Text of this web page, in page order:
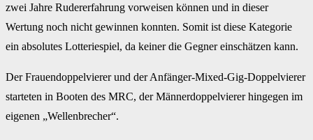
zwei Jahre Rudererfahrung vorweisen können und in dieser
Wertung noch nicht gewinnen konnten. Somit ist diese Kategorie
ein absolutes Lotteriespiel, da keiner die Gegner einschätzen kann.
Der Frauendoppelvierer und der Anfänger-Mixed-Gig-Doppelvierer
starteten in Booten des MRC, der Männerdoppelvierer hingegen im
eigenen „Wellenbrecher“.